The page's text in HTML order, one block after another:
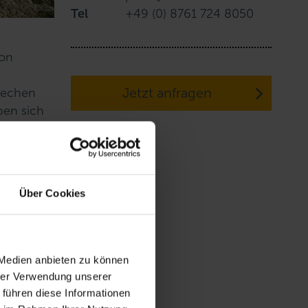
Über Cookies
anbieten zu können
Verwendung unserer
diese Informationen
sich
sind
tolle
Tel
+49 (0) 8761 724 8050
Jetzt anfragen